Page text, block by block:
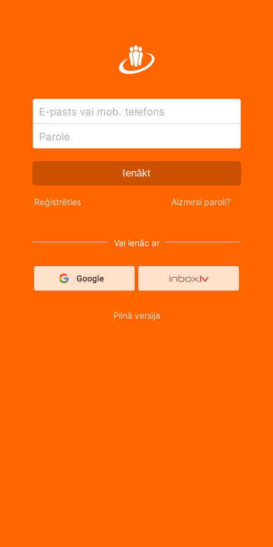
E-pasts vai mob. telefons
Parole
Ienākt
Reģistrēties Aizmirsi paroli?
Vai ienāc ar
Pilnā versija